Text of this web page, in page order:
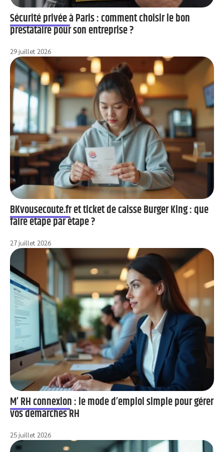
Sécurité privée à Paris : comment choisir le bon
prestataire pour son entreprise ?
29 juillet 2026
BKvousecoute.fr et ticket de caisse Burger King : que
faire étape par étape ?
27 juillet 2026
M’ RH connexion : le mode d’emploi simple pour gérer
vos démarches RH
25 juillet 2026